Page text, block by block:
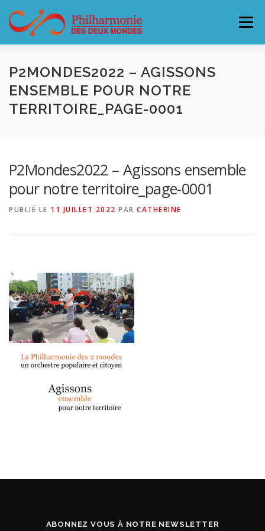
contenu
Menu
L’ORCHESTRE CONCERTS & BILLETTERIE 26-27
ACCUEILLIR LA PHILHARMONIE
P2MONDES2022 – AGISSONS
ENSEMBLE POUR NOTRE
TERRITOIRE_PAGE-0001
P2Mondes2022 – Agissons ensemble
pour notre territoire_page-0001
PUBLIÉ LE 11 JUILLET 2022 PAR CATHERINE
ABONNEZ VOUS À NOTRE NEWSLETTER